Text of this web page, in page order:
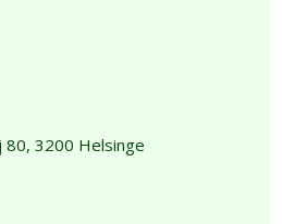
80, 3200 Helsinge